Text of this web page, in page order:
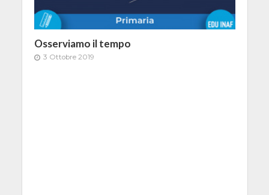
Osserviamo il tempo
3 Ottobre 2019